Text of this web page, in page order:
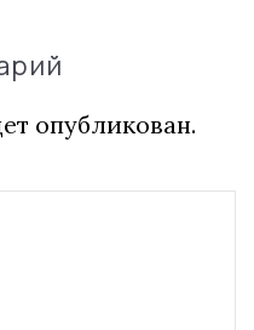
опубликован.